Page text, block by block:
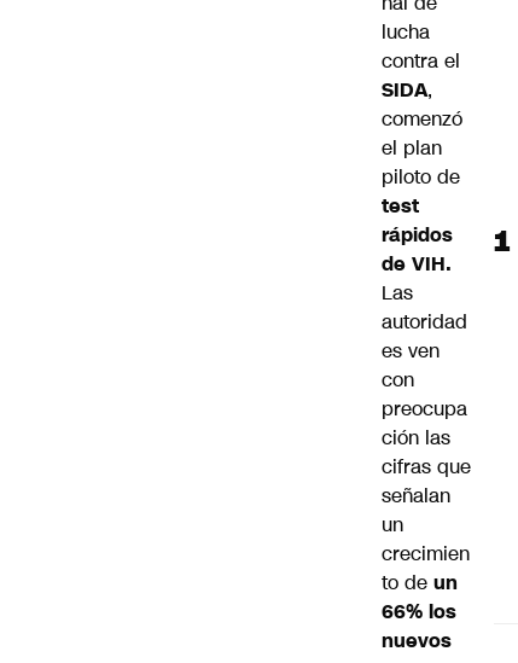
lucha
contra el
SIDA,
comenzó
el plan
piloto de
test
rápidos
de VIH.
Las
autoridad
es ven
con
preocupa
ción las
cifras que
señalan
un
crecimien
to de un
66% los
nuevos